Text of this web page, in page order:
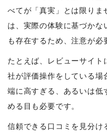
べてが「真実」とは限りま
は、実際の体験に基づかな
も存在するため、注意が必
たとえば、レビューサイト
社が評価操作をしている場
端に高すぎる、あるいは低
める目も必要です。
信頼できる口コミを見分け